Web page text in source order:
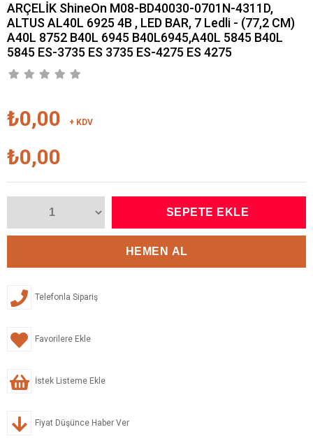
ARÇELİK ShineOn M08-BD40030-0701N-4311D,
ALTUS AL40L 6925 4B , LED BAR, 7 Ledli - (77,2 CM)
A40L 8752 B40L 6945 B40L6945,A40L 5845 B40L
5845 ES-3735 ES 3735 ES-4275 ES 4275
₺0,00 + KDV
₺0,00
Telefonla Sipariş
Favorilere Ekle
İstek Listeme Ekle
Fiyat Düşünce Haber Ver